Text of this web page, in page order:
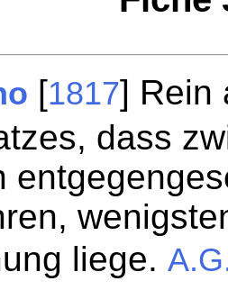
[1817] Rein
dass
liege.